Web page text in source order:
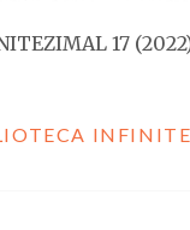
17